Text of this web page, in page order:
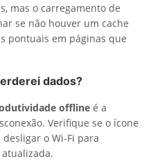
mas o carregamento de
se não houver um cache
pontuais em páginas que
dados?
offline é a
Verifique se o ícone
desligar o Wi-Fi para